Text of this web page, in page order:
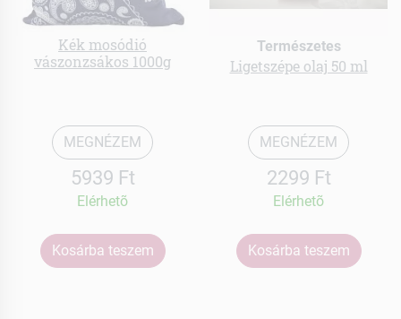
Kék mosódió
vászonzsákos 1000g
MEGNÉZEM
5939 Ft
Elérhetõ
Kosárba teszem
Természetes
Ligetszépe olaj 50 ml
MEGNÉZEM
2299 Ft
Elérhetõ
Kosárba teszem